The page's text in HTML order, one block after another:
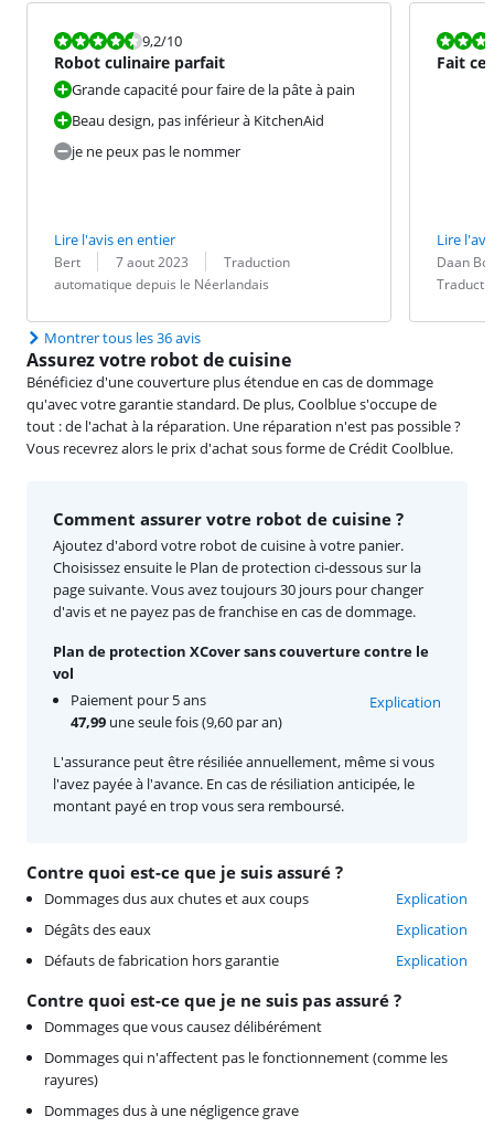
La note est 9,2 sur 10.
9,2/10
Robot culinaire parfait
Grande capacité pour faire de la pâte à pain
Beau design, pas inférieur à KitchenAid
je ne peux pas le nommer
Lire l'avis en entier
Évaluation par :
Bert
Date : 7 aout 2023
Traduction :
Traduction
automatique depuis le Néerlandais
La note est
Fait ce
Lire
Évaluation
Daan
Date :
Traduction :
Montrer tous les 36 avis
Assurez votre robot de cuisine
Bénéficiez d'une couverture plus étendue en cas de dommage
qu'avec votre garantie standard. De plus, Coolblue s'occupe de
tout : de l'achat à la réparation. Une réparation n'est pas possible ?
Vous recevrez alors le prix d'achat sous forme de Crédit Coolblue.
Contre quoi est-ce que je suis assuré ?
Dommages dus aux chutes et aux coups
Explication
Dégâts des eaux
Explication
Défauts de fabrication hors garantie
Explication
Contre quoi est-ce que je ne suis pas assuré ?
Dommages que vous causez délibérément
Dommages qui n'affectent pas le fonctionnement (comme les
rayures)
Dommages dus à une négligence grave
Comment assurer votre robot de cuisine ?
Ajoutez d'abord votre robot de cuisine à votre panier.
Choisissez ensuite le Plan de protection ci-dessous sur la
page suivante. Vous avez toujours 30 jours pour changer
d'avis et ne payez pas de franchise en cas de dommage.
Plan de protection XCover sans couverture contre le
vol
Paiement pour 5 ans
47,99 une seule fois (9,60 par an)
Explication
L'assurance peut être résiliée annuellement, même si vous
l'avez payée à l'avance. En cas de résiliation anticipée, le
montant payé en trop vous sera remboursé.